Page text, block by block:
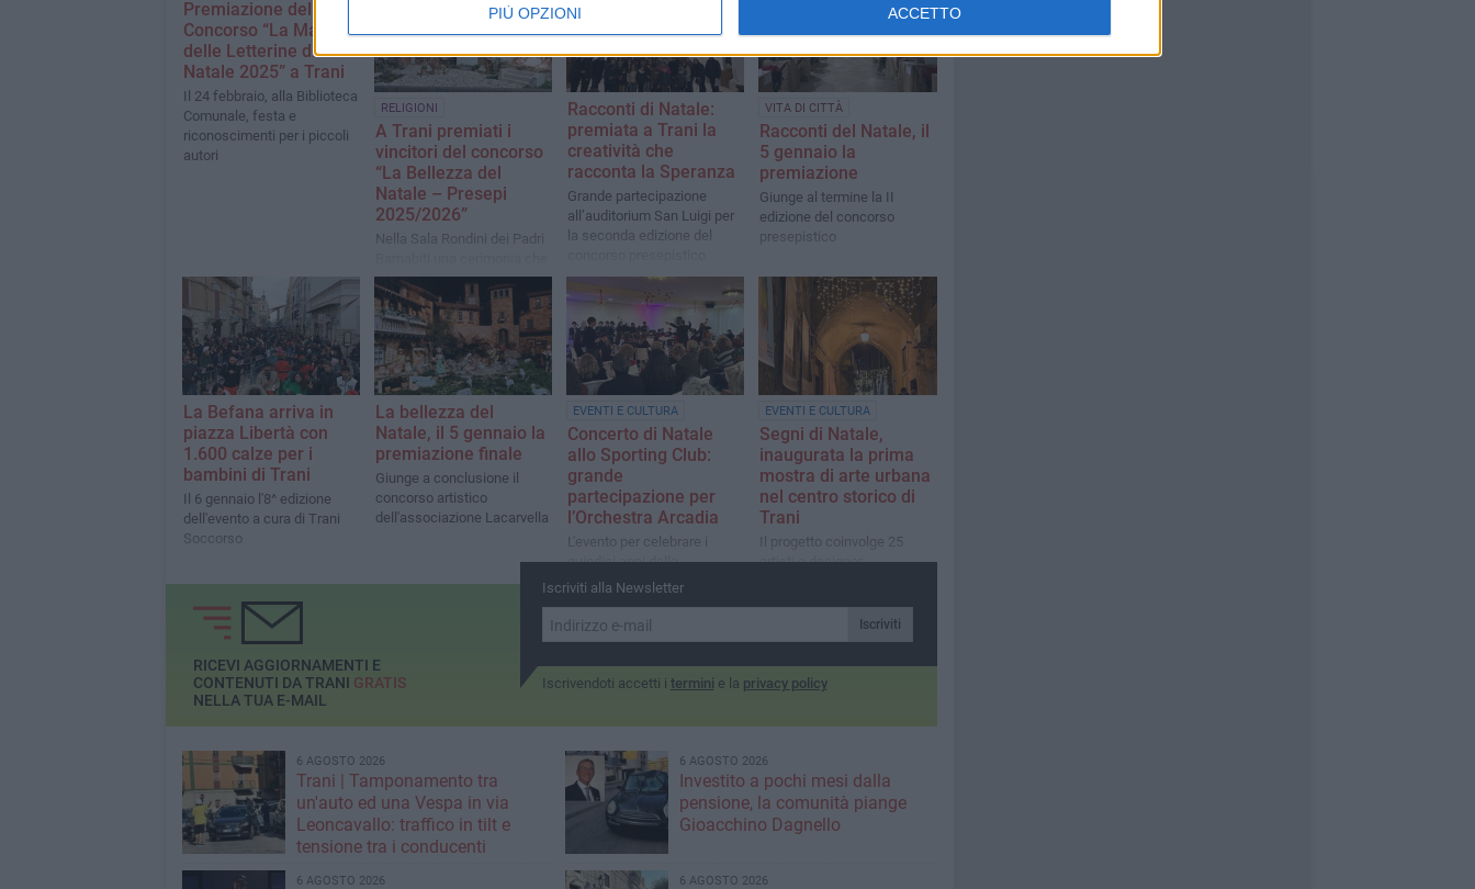
PIÙ OPZIONI ACCETTO
Premiazione del
Concorso “La Magia
delle Letterine di
Natale 2025” a Trani
Il 24 febbraio, alla Biblioteca
Comunale, festa e
riconoscimenti per i piccoli
autori
RELIGIONI
A Trani premiati i
vincitori del concorso
“La Bellezza del
Natale – Presepi
2025/2026”
Nella Sala Rondini dei Padri
ha celebrato arte, tradizione
e spiritualità del presepe
Racconti di Natale:
premiata a Trani la
creatività che
racconta la Speranza
Grande partecipazione
all’auditorium San Luigi per
la seconda edizione del
VITA DI CITTÀ
Racconti del Natale, il
5 gennaio la
premiazione
Giunge al termine la II
edizione del concorso
presepistico
La Befana arriva in
piazza Libertà con
1.600 calze per i
bambini di Trani
Il 6 gennaio l'8^ edizione
dell'evento a cura di Trani
Soccorso
La bellezza del
Natale, il 5 gennaio la
premiazione finale
Giunge a conclusione il
concorso artistico
dell'associazione Lacarvella
EVENTI E CULTURA
Concerto di Natale
allo Sporting Club:
grande
partecipazione per
l’Orchestra Arcadia
L'evento per celebrare i
quindici anni dalla
fondazione
EVENTI E CULTURA
Segni di Natale,
inaugurata la prima
mostra di arte urbana
nel centro storico di
Trani
Il progetto coinvolge 25
artisti e designer
Iscriviti alla Newsletter
Iscriviti
Iscrivendoti accetti i termini e la privacy policy
RICEVI AGGIORNAMENTI E
CONTENUTI DA TRANI GRATIS
NELLA TUA E-MAIL
6 AGOSTO 2026
Trani | Tamponamento tra
un'auto ed una Vespa in via
Leoncavallo: traffico in tilt e
tensione tra i conducenti
6 AGOSTO 2026
Investito a pochi mesi dalla
pensione, la comunità piange
Gioacchino Dagnello
6 AGOSTO 2026 6 AGOSTO 2026